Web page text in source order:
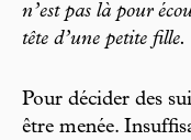
n’est pas là pour
tête d’une petite fille.
Pour décider des
être menée.